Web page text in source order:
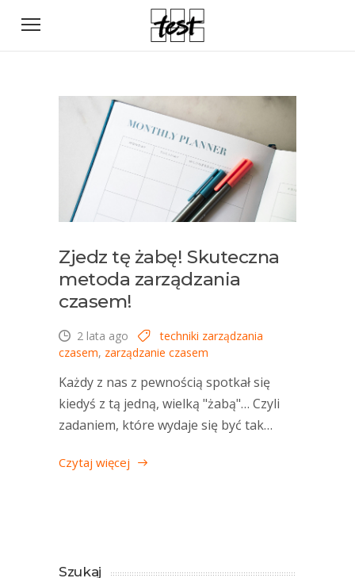
Zjedz tę żabę! Skuteczna
metoda zarządzania
czasem!
2 lata ago
techniki zarządzania
czasem, zarządzanie czasem
Każdy z nas z pewnością spotkał się
kiedyś z tą jedną, wielką "żabą"… Czyli
zadaniem, które wydaje się być tak…
Czytaj więcej
Szukaj